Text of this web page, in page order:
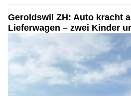
Geroldswil ZH: Auto kracht
Lieferwagen – zwei Kinder